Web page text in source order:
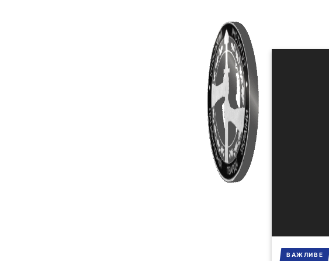
ВАЖЛИВЕ